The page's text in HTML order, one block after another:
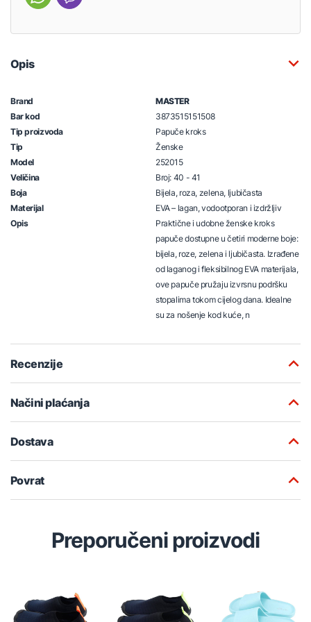
Opis
Brand
MASTER
Bar kod
3873515151508
Tip proizvoda
Papuče kroks
Tip
Ženske
Model
252015
Veličina
Broj: 40 - 41
Boja
Bijela, roza, zelena, ljubičasta
Materijal
EVA – lagan, vodootporan i izdržljiv
Opis
Praktične i udobne ženske kroks
papuče dostupne u četiri moderne boje:
bijela, roze, zelena i ljubičasta. Izrađene
od laganog i fleksibilnog EVA materijala,
ove papuče pružaju izvrsnu podršku
stopalima tokom cijelog dana. Idealne
su za nošenje kod kuće, n
Recenzije
Načini plaćanja
Dostava
Povrat
Preporučeni proizvodi